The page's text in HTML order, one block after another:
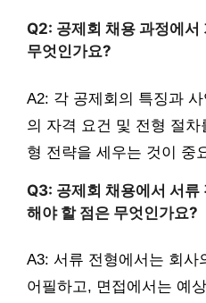
Q2: 공제회 채용 과정에서
무엇인가요?
A2: 각 공제회의 특징과
의 자격 요건 및 전형 절
형 전략을 세우는 것이 중
Q3: 공제회 채용에서 서류
해야 할 점은 무엇인가요?
A3: 서류 전형에서는 회사
어필하고, 면접에서는 예